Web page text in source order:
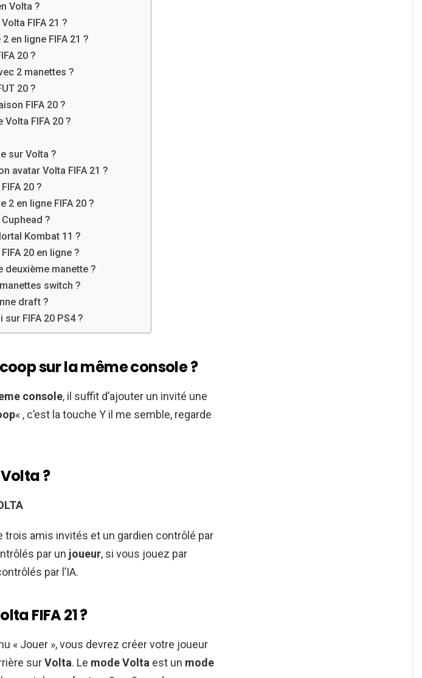
Volta ?
FIFA 21 ?
en ligne FIFA 21 ?
20 ?
2 manettes ?
20 ?
FIFA 20 ?
FIFA 20 ?
sur Volta ?
avatar Volta FIFA 21 ?
20 ?
2 en ligne FIFA 20 ?
?
Kombat 11 ?
20 en ligne ?
deuxième manette ?
switch ?
draft ?
FIFA 20 PS4 ?
sur la même console ?
console, il suffit d’ajouter un invité une
« , c’est la touche Y il me semble, regarde
?
trois amis invités et un gardien contrôlé par
par un joueur, si vous jouez par
par l’IA.
FIFA 21 ?
« Jouer », vous devrez créer votre joueur
surVolta. Le mode Volta est un mode